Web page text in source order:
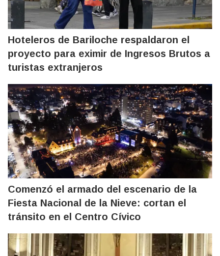
Hoteleros de Bariloche respaldaron el
proyecto para eximir de Ingresos Brutos a
turistas extranjeros
Comenzó el armado del escenario de la
Fiesta Nacional de la Nieve: cortan el
tránsito en el Centro Cívico